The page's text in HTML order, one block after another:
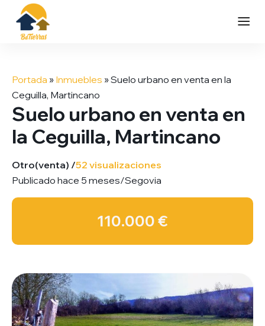
contenido
Portada » Inmuebles »Suelo urbano en venta en la
Ceguilla, Martincano
Suelo urbano en venta en
la Ceguilla, Martincano
Otro(venta) /52 visualizaciones
Publicado hace 5 meses/Segovia
110.000 €